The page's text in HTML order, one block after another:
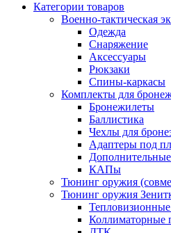
Категории товаров
Военно-тактическая
Одежда
Снаряжение
Аксессуары
Рюкзаки
Спины-каркасы
Комплекты для
Бронежилеты
Баллистика
Чехлы для
Адаптеры под
КАПы
Тюнинг оружия
Тюнинг оружия
Коллиматорные